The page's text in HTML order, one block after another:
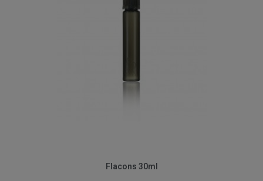
Flacons 30ml